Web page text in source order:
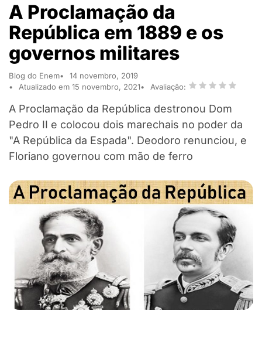
A Proclamação da
República em 1889 e os
governos militares
Blog do Enem
14 novembro, 2019
Atualizado em 15 novembro, 2021
Avaliação:
A Proclamação da República destronou Dom
Pedro II e colocou dois marechais no poder da
"A República da Espada". Deodoro renunciou, e
Floriano governou com mão de ferro